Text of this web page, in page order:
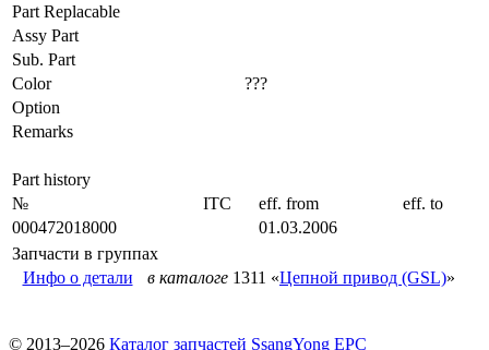
Part Replacable
Assy Part
Sub. Part
Color
???
Option
Remarks
Part history
№
ITC eff. from
eff. to
000472018000
01.03.2006
Запчасти в группах
Инфо о детали
в каталоге 1311 «Цепной привод (GSL)»
© 2013–2026 Каталог запчастей SsangYong EPC